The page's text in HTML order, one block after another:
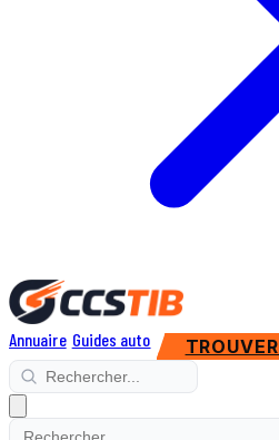
Annuaire Guides auto TROUVER